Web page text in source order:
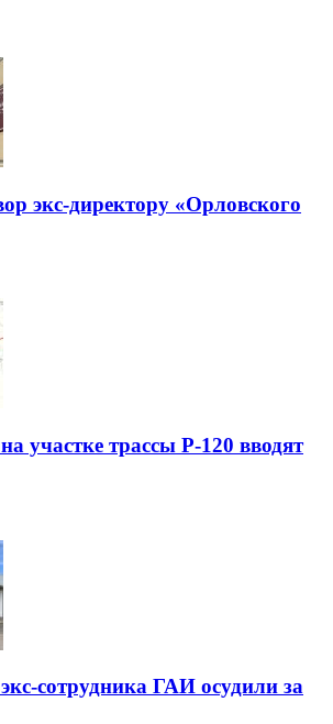
экс-директору «Орловского
участке трассы Р-120 вводят
сотрудника ГАИ осудили за